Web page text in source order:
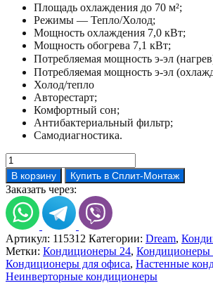
Площадь охлаждения до 70 м²;
Режимы — Тепло/Холод;
Мощность охлаждения 7,0 кВт;
Мощность обогрева 7,1 кВт;
Потребляемая мощность э-эл
Потребляемая мощность э-эл
Холод/тепло
Авторестарт;
Комфортный сон;
Антибактериальный фильтр;
Самодиагностика.
Количество
товара
Кондиционер
Бирюса
B-
24DPR/B-
24DPQ
В корзину Купить в Сплит-Монтаж
Заказать через:
Артикул: 115312 Категории: Dream,
Метки: Кондиционеры 24, Кондиционеры
Кондиционеры для офиса, Настенные
Неинверторные кондиционеры